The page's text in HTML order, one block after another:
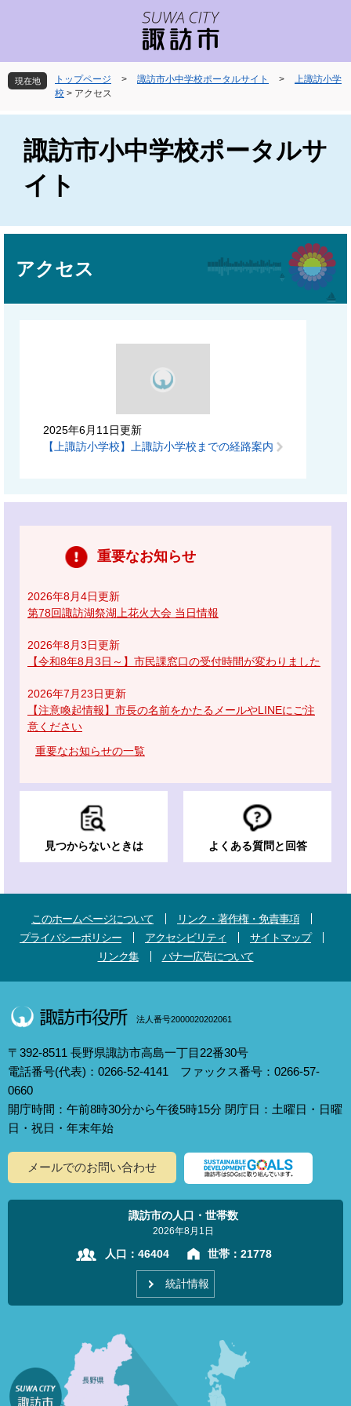
先
頭
を
飛
現在地 トップページ > 諏訪市小中学校ポータルサイト >
上諏訪小学
校 > アクセス
諏訪市小中学校ポータルサ
イト
アクセス
2025年6月11日更新
【上諏訪小学校】上諏訪小学校までの経路案内
重要なお知らせ
2026年8月4日更新
第78回諏訪湖祭湖上花火大会 当日情報
2026年8月3日更新
【令和8年8月3日～】市民課窓口の受付時間が変わりました
2026年7月23日更新
【注意喚起情報】市長の名前をかたるメールやLINEにご注
意ください
重要なお知らせの一覧
見つからないときは よくある質問と回答
このホームページについて
リンク・著作権・免責事項
プライバシーポリシー
アクセシビリティ
サイトマップ
リンク集
バナー広告について
法人番号2000020202061
〒392-8511 長野県諏訪市高島一丁目22番30号
電話番号(代表)：0266-52-4141 ファックス番号：0266-57-
0660
開庁時間：午前8時30分から午後5時15分 閉庁日：土曜日・日曜
日・祝日・年末年始
メールでのお問い合わせ
諏訪市の人口・世帯数
2026年8月1日
人口： 46404 世帯： 21778
統計情報